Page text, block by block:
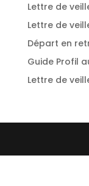
Lettre de
Lettre de
Départ en
Guide Profil
Lettre de